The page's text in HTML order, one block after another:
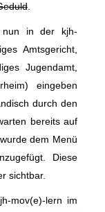
.
nun in der kjh-
Amtsgericht,
Jugendamt,
eingeben
durch den
bereits auf
dem Menü
Diese
sichtbar.
mov(e)-lern im